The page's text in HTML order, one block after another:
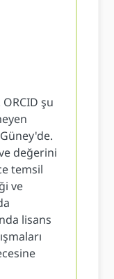
şu
değerini
temsil
ve
lisans